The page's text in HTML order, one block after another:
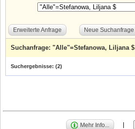
Erweiterte Anfrage Neue Suchanfrage
Suchanfrage: "Alle"=Stefanowa, Liljana $
Suchergebnisse: (2)
Mehr Info...